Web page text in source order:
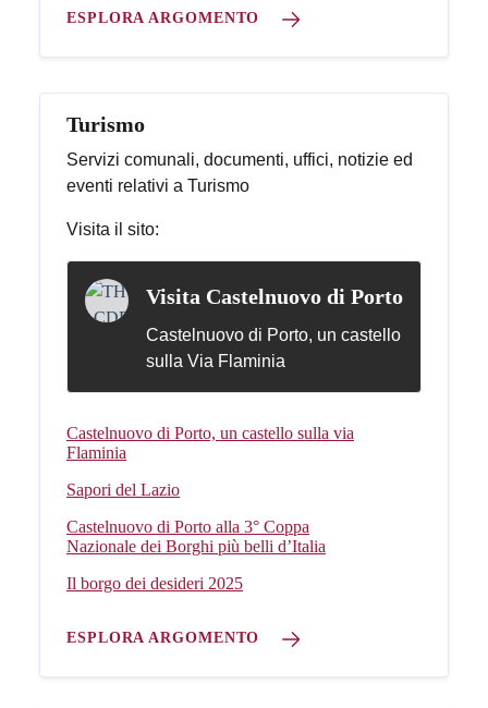
ESPLORA ARGOMENTO
Turismo
Servizi comunali, documenti, uffici, notizie ed
eventi relativi a Turismo
Visita il sito:
Visita Castelnuovo di Porto
Castelnuovo di Porto, un castello
sulla Via Flaminia
Castelnuovo di Porto, un castello sulla via
Flaminia
Sapori del Lazio
Castelnuovo di Porto alla 3° Coppa
Nazionale dei Borghi più belli d’Italia
Il borgo dei desideri 2025
ESPLORA ARGOMENTO